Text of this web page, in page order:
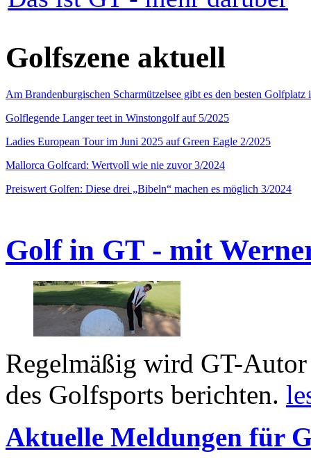
Golfszene aktuell
Am Brandenburgischen Scharmützelsee gibt es den besten
Golflegende Langer teet in Winstongolf auf 5/2025
Ladies European Tour im Juni 2025 auf Green Eagle 2/2025
Mallorca Golfcard: Wertvoll wie nie zuvor 3/2024
Preiswert Golfen: Diese drei „Bibeln“ machen es möglich 3/2024
Golf in GT - mit
Regelmäßig wird GT-
des Golfsports berichten.
Aktuelle Meldungen für